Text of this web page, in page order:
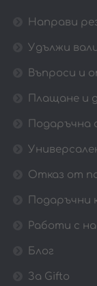
Направи
Удължи
Въпроси и
Плащане и
Подаръчна
Отказ от
Подаръчни
Работи с
Блог
За Gifto